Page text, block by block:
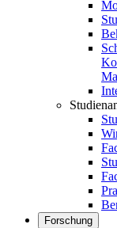
Forschung